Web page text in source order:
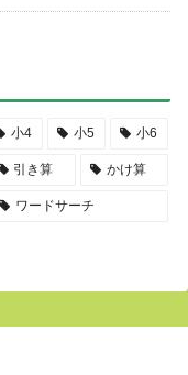
小4 小5 小6
引き算 かけ算
ワードサーチ